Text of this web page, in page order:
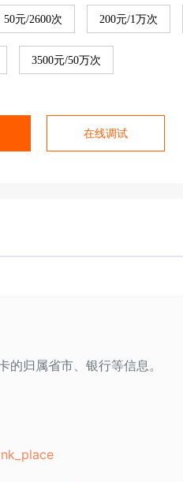
50元/2600次 200元/1万次
3500元/50万次
在线调试
归属省市、银行等信息。